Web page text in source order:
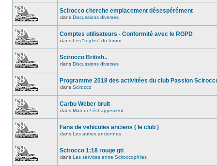
Scirocco cherche emplacement désespérément
dans Discussions diverses
Comptes utilisateurs - Conformité avec le RGPD
dans Les "règles" du forum
Scirocco British..
dans Discussions diverses
Programme 2018 des activitées du club Passion
dans Scirocco
Carbu Weber bruit
dans Moteur / échappement
Fans de vehicules anciens ( le club )
dans Les autres anciennes
Scirocco 1:18 rouge gti
dans Les services entre Sciroccophiles